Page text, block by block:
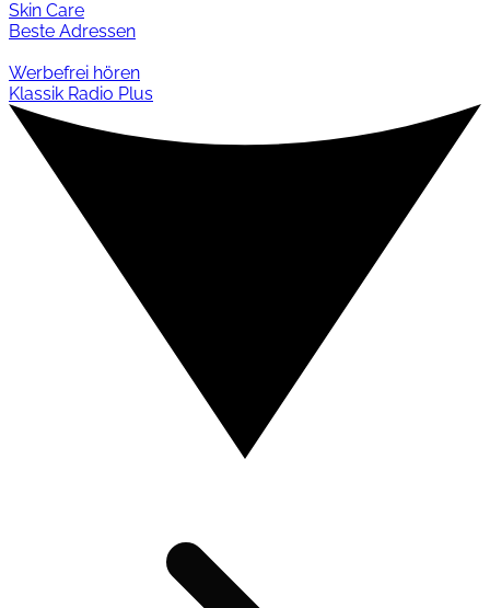
Skin Care
Beste Adressen
Werbefrei hören
Klassik Radio Plus